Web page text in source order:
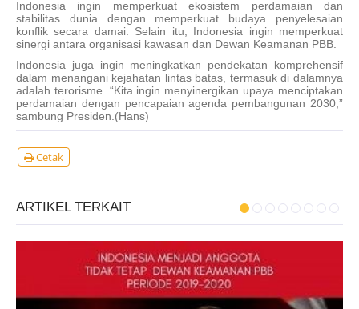
Indonesia ingin memperkuat ekosistem perdamaian dan
stabilitas dunia dengan memperkuat budaya penyelesaian
konflik secara damai. Selain itu, Indonesia ingin memperkuat
sinergi antara organisasi kawasan dan Dewan Keamanan PBB.
Indonesia juga ingin meningkatkan pendekatan komprehensif
dalam menangani kejahatan lintas batas, termasuk di dalamnya
adalah terorisme. “Kita ingin menyinergikan upaya menciptakan
perdamaian dengan pencapaian agenda pembangunan 2030,”
sambung Presiden.(Hans)
Cetak
ARTIKEL TERKAIT